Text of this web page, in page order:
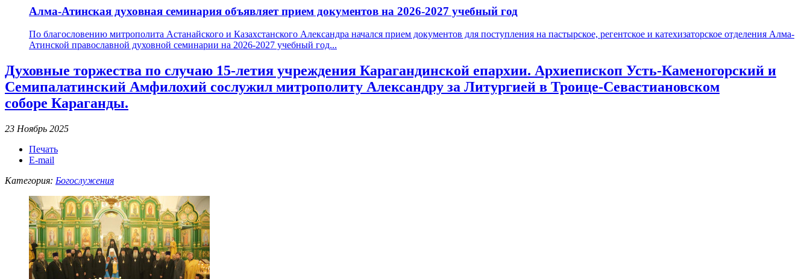
Алма-Атинская духовная семинария объявляет прием документов на 2026-2027 учебный год
По благословению митрополита Астанайского и Казахстанского Александра начался прием документов для поступления на пастырское, регентское и катехизаторское отделения Алма-
Атинской православной духовной семинарии на 2026-2027 учебный год...
Духовные торжества по случаю 15-летия учреждения Карагандинской епархии. Архиепископ Усть-Каменогорский и
Семипалатинский Амфилохий сослужил митрополиту Александру за Литургией в Троице-Севастиановском
соборе Караганды.
23 Ноябрь 2025
Печать
E-mail
Категория: Богослужения